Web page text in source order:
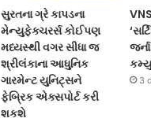
સુરતના ગ્રે કાપડના
મેન્યુફેક્ચરર્સ કોઈપણ
મધ્યસ્થી વગર સીધા જ
શ્રીલંકાના આધુનિક
ગારમેન્ટ યુનિટ્સને
ફેબ્રિક એક્સપોર્ટ કરી
શકશે
3